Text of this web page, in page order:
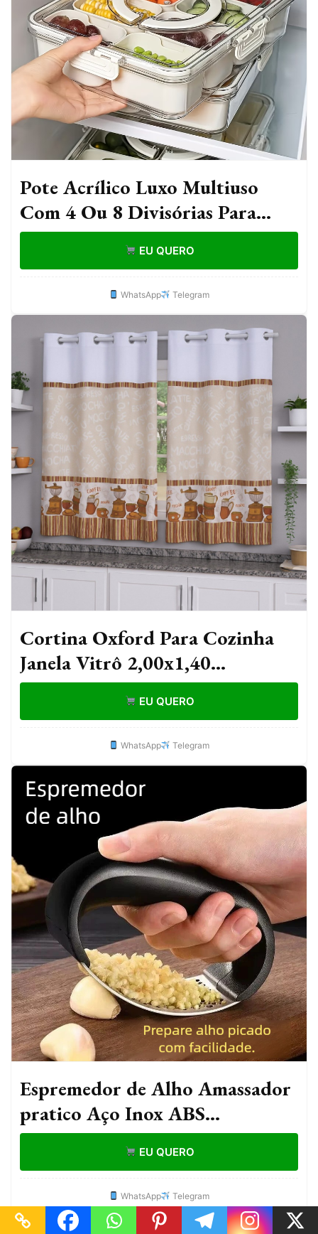
Pote Acrílico Luxo Multiuso
Com 4 Ou 8 Divisórias Para
Frutas Legumes Carnes E Ovos
Transparente EU QUERO
WhatsApp Telegram
Cortina Oxford Para Cozinha
Janela Vitrô 2,00x1,40
Estampada Lisa Com Forro
Poliéster Lavável Moderna
EU QUERO
WhatsApp Telegram
Espremedor de Alho Amassador
pratico Aço Inox ABS
Resistentes Ideal para Culinária
Diária
EU QUERO
WhatsApp Telegram